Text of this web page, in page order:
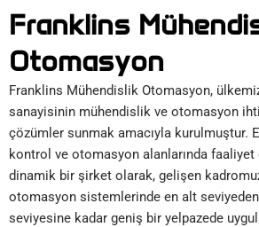
Franklins
Otomasyon
Franklins Mühendislik Otomasyon,
sanayisinin mühendislik ve otomasyon
çözümler sunmak amacıyla kurulmuştur.
kontrol ve otomasyon alanlarında
dinamik bir şirket olarak, gelişen
otomasyon sistemlerinde en alt
seviyesine kadar geniş bir yelpazede